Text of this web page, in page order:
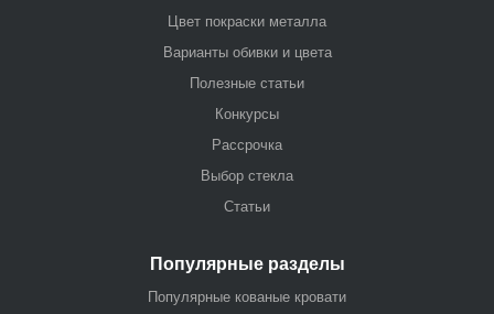
Цвет покраски металла
Варианты обивки и цвета
Полезные статьи
Конкурсы
Рассрочка
Выбор стекла
Статьи
Популярные разделы
Популярные кованые кровати